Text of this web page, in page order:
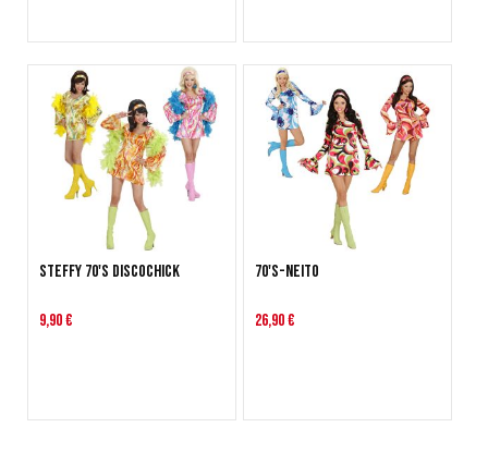
Steffy 70's discochick
9,90 €
70's-neito
26,90 €